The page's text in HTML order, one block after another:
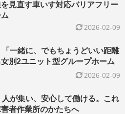
見直す車いす対応バリアフリー
2026-02-09
「一緒に、でもちょうどいい距離
別2ユニット型グループホーム
2026-02-09
人が集い、安心して働ける。これ
者作業所のかたちへ